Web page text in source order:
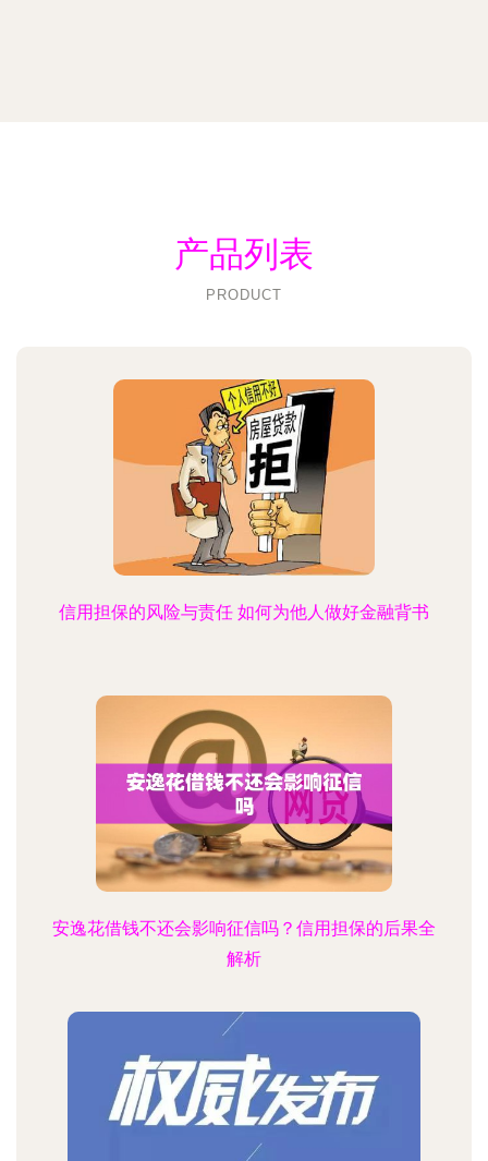
产品列表
PRODUCT
信用担保的风险与责任 如何为他人做好金融背书
安逸花借钱不还会影响征信吗？信用担保的后果全
解析